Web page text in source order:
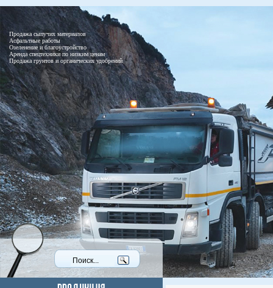
Продажа сыпучих материалов
Асфальтные работы
Озеленение и благоустройство
Аренда спецтехники по низким ценам
Продажа грунтов и органических удобрений